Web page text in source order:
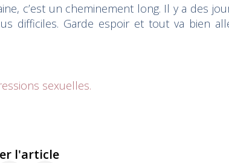
c’est un cheminement long. Il y a des
difficiles. Garde espoir et tout va bien
sexuelles.
l'article